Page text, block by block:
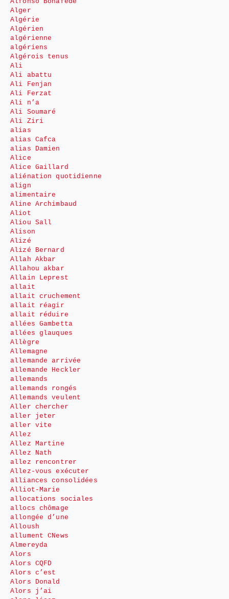
Alger
Algérie
Algérien
algérienne
algériens
Algérois tenus
Ali
Ali abattu
Ali Fenjan
Ali Ferzat
Ali n’a
Ali Soumaré
Ali Ziri
alias
alias Cafca
alias Damien
Alice
Alice Gaillard
aliénation quotidienne
align
alimentaire
Aline Archimbaud
Aliot
Aliou Sall
Alison
Alizé
Alizé Bernard
Allah Akbar
Allahou akbar
Allain Leprest
allait
allait cruchement
allait réagir
allait réduire
allées Gambetta
allées glauques
Allègre
Allemagne
allemande arrivée
allemande Heckler
allemands
allemands rongés
Allemands veulent
Aller chercher
aller jeter
aller vite
Allez
Allez Martine
Allez Nath
allez rencontrer
Allez-vous exécuter
alliances consolidées
Alliot-Marie
allocations sociales
allocs chômage
allongée d’une
Alloush
allument CNews
Almereyda
Alors
Alors CQFD
Alors c’est
Alors Donald
Alors j’ai